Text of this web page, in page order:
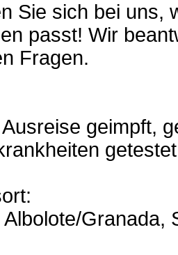
Sie sich bei uns,
passt! Wir
Fragen.
geimpft,
Granada,